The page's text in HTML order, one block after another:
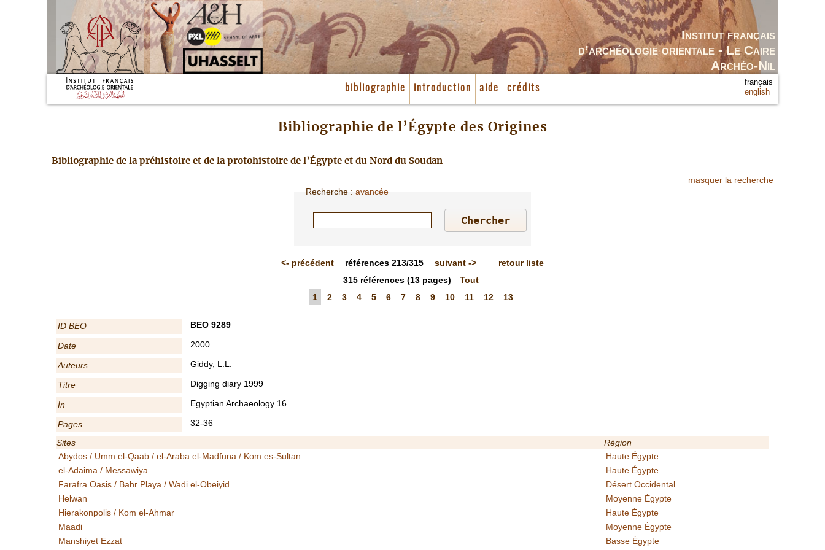
Institut français
d’archéologie orientale - Le Caire
Archéo-Nil
bibliographie introduction aide crédits
français
english
Bibliographie de l’Égypte des Origines
Bibliographie de la préhistoire et de la protohistoire de l’Égypte et du Nord du Soudan
masquer la recherche
Recherche :avancée
<- précédent références 213/315 suivant ->
retour liste
315 références(13 pages)
Tout
1
2 3 4 5 6 7 8 9 10 11 12 13
ID BEO BEO 9289
Date 2000
Auteurs Giddy, L.L.
Titre Digging diary 1999
In Egyptian Archaeology 16
Pages
32-36
Sites
Région
Abydos / Umm el-Qaab / el-Araba el-Madfuna / Kom es-Sultan
Haute Égypte
el-Adaima / Messawiya
Haute Égypte
Farafra Oasis / Bahr Playa / Wadi el-Obeiyid
Désert Occidental
Helwan
Moyenne Égypte
Hierakonpolis / Kom el-Ahmar
Haute Égypte
Maadi
Moyenne Égypte
Manshiyet Ezzat
Basse Égypte